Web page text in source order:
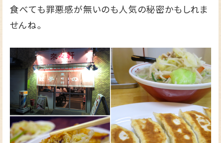
食べても罪悪感が無いのも人気の秘密かもしれま
せんね。